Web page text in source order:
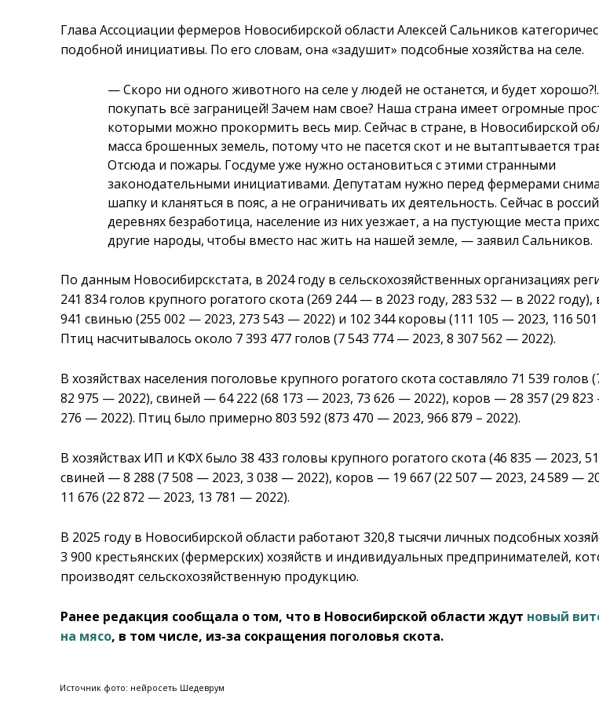
Глава Ассоциации фермеров Новосибирской области Алексей Сальников
подобной инициативы. По его словам, она «задушит» подсобные хозяйства на селе.
— Скоро ни одного животного на селе у людей не останется, и будет
покупать всё заграницей! Зачем нам свое? Наша страна имеет огромные
которыми можно прокормить весь мир. Сейчас в стране, в Новосибирской
масса брошенных земель, потому что не пасется скот и не вытаптывается
Отсюда и пожары. Госдуме уже нужно остановиться с этими странными
законодательными инициативами. Депутатам нужно перед фермерами
шапку и кланяться в пояс, а не ограничивать их деятельность. Сейчас в
деревнях безработица, население из них уезжает, а на пустующие места
другие народы, чтобы вместо нас жить на нашей земле, — заявил Сальников.
По данным Новосибирскстата, в 2024 году в сельскохозяйственных организациях
241 834 голов крупного рогатого скота (269 244 — в 2023 году, 283 532 — в 2022 году),
941 свинью (255 002 — 2023, 273 543 — 2022) и 102 344 коровы (111 105 — 2023, 116
Птиц насчитывалось около 7 393 477 голов (7 543 774 — 2023, 8 307 562 — 2022).
В хозяйствах населения поголовье крупного рогатого скота составляло 71 539 голов
82 975 — 2022), свиней — 64 222 (68 173 — 2023, 73 626 — 2022), коров — 28 357 (29 823
276 — 2022). Птиц было примерно 803 592 (873 470 — 2023, 966 879 – 2022).
В хозяйствах ИП и КФХ было 38 433 головы крупного рогатого скота (46 835 — 2023,
свиней — 8 288 (7 508 — 2023, 3 038 — 2022), коров — 19 667 (22 507 — 2023, 24 589 —
11 676 (22 872 — 2023, 13 781 — 2022).
В 2025 году в Новосибирской области работают 320,8 тысячи личных подсобных
3 900 крестьянских (фермерских) хозяйств и индивидуальных предпринимателей,
производят сельскохозяйственную продукцию.
Ранее редакция сообщала о том, что в Новосибирской области ждут новый
на мясо, в том числе, из-за сокращения поголовья скота.
Источник фото: нейросеть Шедеврум